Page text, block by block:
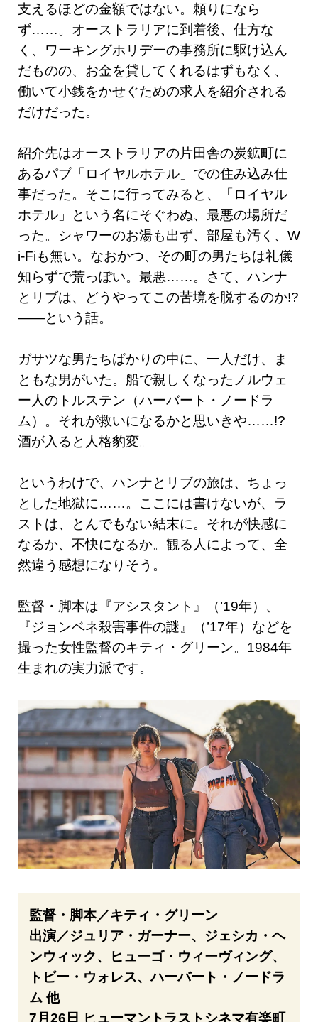
支えるほどの金額ではない。頼りになら
ず……。オーストラリアに到着後、仕方な
く、ワーキングホリデーの事務所に駆け込ん
だものの、お金を貸してくれるはずもなく、
働いて小銭をかせぐための求人を紹介される
だけだった。
紹介先はオーストラリアの片田舎の炭鉱町に
あるパブ「ロイヤルホテル」での住み込み仕
事だった。そこに行ってみると、「ロイヤル
ホテル」という名にそぐわぬ、最悪の場所だ
った。シャワーのお湯も出ず、部屋も汚く、W
i-Fiも無い。なおかつ、その町の男たちは礼儀
知らずで荒っぽい。最悪……。さて、ハンナ
とリブは、どうやってこの苦境を脱するのか!?
――という話。
ガサツな男たちばかりの中に、一人だけ、ま
ともな男がいた。船で親しくなったノルウェ
ー人のトルステン（ハーバート・ノードラ
ム）。それが救いになるかと思いきや……!?
酒が入ると人格豹変。
というわけで、ハンナとリブの旅は、ちょっ
とした地獄に……。ここには書けないが、ラ
ストは、とんでもない結末に。それが快感に
なるか、不快になるか。観る人によって、全
然違う感想になりそう。
監督・脚本は『アシスタント』（’19年）、
『ジョンベネ殺害事件の謎』（’17年）などを
撮った女性監督のキティ・グリーン。1984年
生まれの実力派です。
監督・脚本／キティ・グリーン
出演／ジュリア・ガーナー、ジェシカ・ヘ
ンウィック、ヒューゴ・ウィーヴィング、
トビー・ウォレス、ハーバート・ノードラ
ム 他
7月26日 ヒューマントラストシネマ有楽町